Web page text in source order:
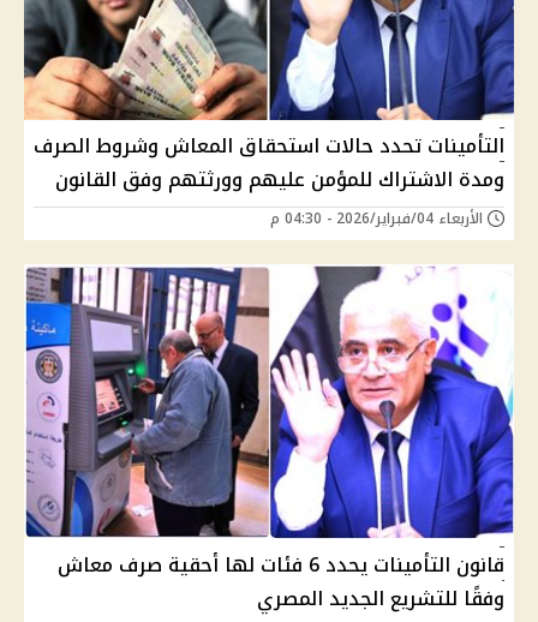
التأمينات تحدد حالات استحقاق المعاش وشروط الصرف
ومدة الاشتراك للمؤمن عليهم وورثتهم وفق القانون
الأربعاء 04/فبراير/2026 - 04:30 م
قانون التأمينات يحدد 6 فئات لها أحقية صرف معاش
وفقًا للتشريع الجديد المصري